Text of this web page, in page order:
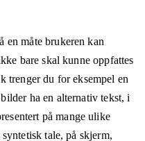
en måte brukeren kan
bare skal kunne oppfattes
trenger du for eksempel en
ha en alternativ tekst, i
på mange ulike
tale, på skjerm,